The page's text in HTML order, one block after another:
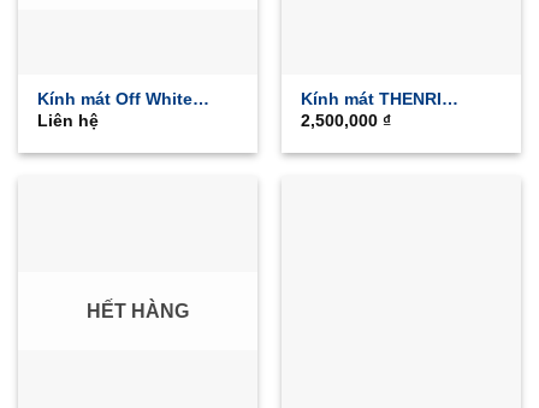
Kính mát Off White
OERI098
Liên hệ
Kính mát THENRI
LUSSO 00/149
2,500,000₫
HẾT HÀNG